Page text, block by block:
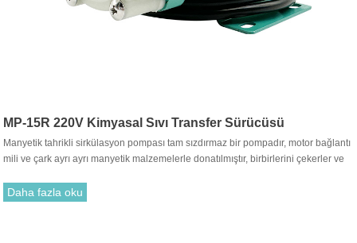
MP-15R 220V Kimyasal Sıvı Transfer Sürücüsü
Sirkülasyon pompası
Manyetik tahrikli sirkülasyon pompası tam sızdırmaz bir pompadır, motor bağlantı
mili ve çark ayrı ayrı manyetik malzemelerle donatılmıştır, birbirlerini çekerler ve
dönüşü, tahrik mıknatısı ile tahrik mıknatısı arasındaki çekim yoluyla dönmesi için
Daha fazla oku